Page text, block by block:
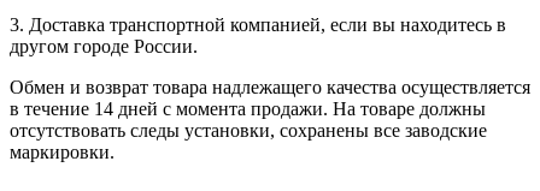
3. Доставка транспортной компанией, если вы находитесь в
другом городе России.
Обмен и возврат товара надлежащего качества осуществляется
в течение 14 дней с момента продажи. На товаре должны
отсутствовать следы установки, сохранены все заводские
маркировки.